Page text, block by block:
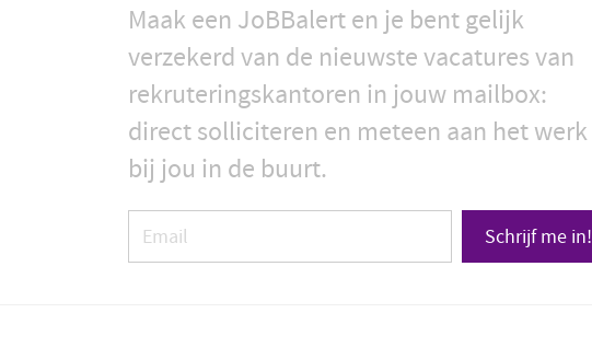
Maak een JoBBalert en je bent gelijk
verzekerd van de nieuwste vacatures van
rekruteringskantoren in jouw mailbox:
direct solliciteren en meteen aan het werk
bij jou in de buurt.
Schrijf me in!